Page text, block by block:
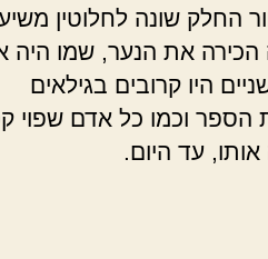
החלק שונה לחלוטין
את הנער, שמו היה
היו קרובים בגילאים
הספר וכמו כל אדם שפוי
עד היום.